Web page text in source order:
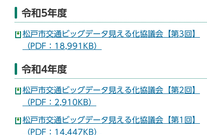
令和5年度
松戸市交通ビッグデータ見える化協議会【第3回】
（PDF：18,991KB）
令和4年度
松戸市交通ビッグデータ見える化協議会【第2回】
（PDF：2,910KB）
松戸市交通ビッグデータ見える化協議会【第1回】
（PDF：14,447KB）